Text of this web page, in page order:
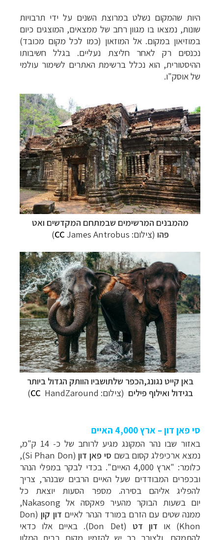
היות שהמקום נשלט במרוצת השנים על ידי תרבויות
שונות, נמצאו בו מגוון רחב של ממצאים, המוצגים כיום
במוזיאון במקום. אל המוזאון (כמו לכל מקום מכובד)
נכנסים רק לאחר חליצת נעליים. בגלל חשיבותו
ההיסטורית, הוא נכלל ברשימת האתרים לשימור עולמי
של אוסק"ו.
מהמבנים המרשימים שבמתחם המקדשים ואט
פהו (צילום: CC James Antrobus
)
באן קייט נגונג,הכפר שלתושביו הוותק הגדול ביותר
בגידול ואילוף פילים (צילום: CC HandZaround)
סי פאן דון – ארץ 4,000 האיים
באזור שבו נהר המקונג מגיע לרוחב של כ- 14 ק"מ,
נמצא ארכיפלג קסום בשם סי פאן דון
(Si Phan Don),
כלומר: "ארץ 4,000 האיים"
. בכדי לבקר במפלי הנהר
ובכפרים המבודדים שעל האיים הרבים שבנהר, צריך
להפליג אליהם בסירה. מספר הסעות יוצאת כל
יום בשעות הבוקר מהעירפאקסה אל
Nakasong,
ממנהשטים עם הזרם במורד הנהר לאיים דון קון (Don
Khon) או
דון דט (Don Det).
באיים אלו כדאי
להתמקם, ולצורך כך יש להזמין מקום בבית המלון